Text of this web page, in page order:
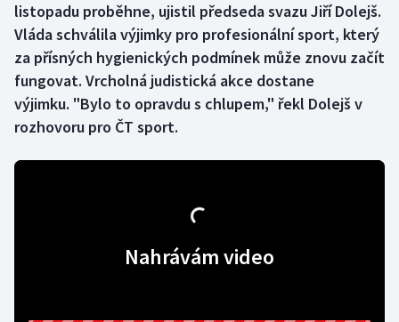
Curling
Dostihy
Florbal
Futsal
listopadu proběhne, ujistil předseda svazu Jiří Dolejš.
Vláda schválila výjimky pro profesionální sport, který
za přísných hygienických podmínek může znovu začít
fungovat. Vrcholná judistická akce dostane
výjimku. "Bylo to opravdu s chlupem," řekl Dolejš v
rozhovoru pro ČT sport.
Nahrávám video